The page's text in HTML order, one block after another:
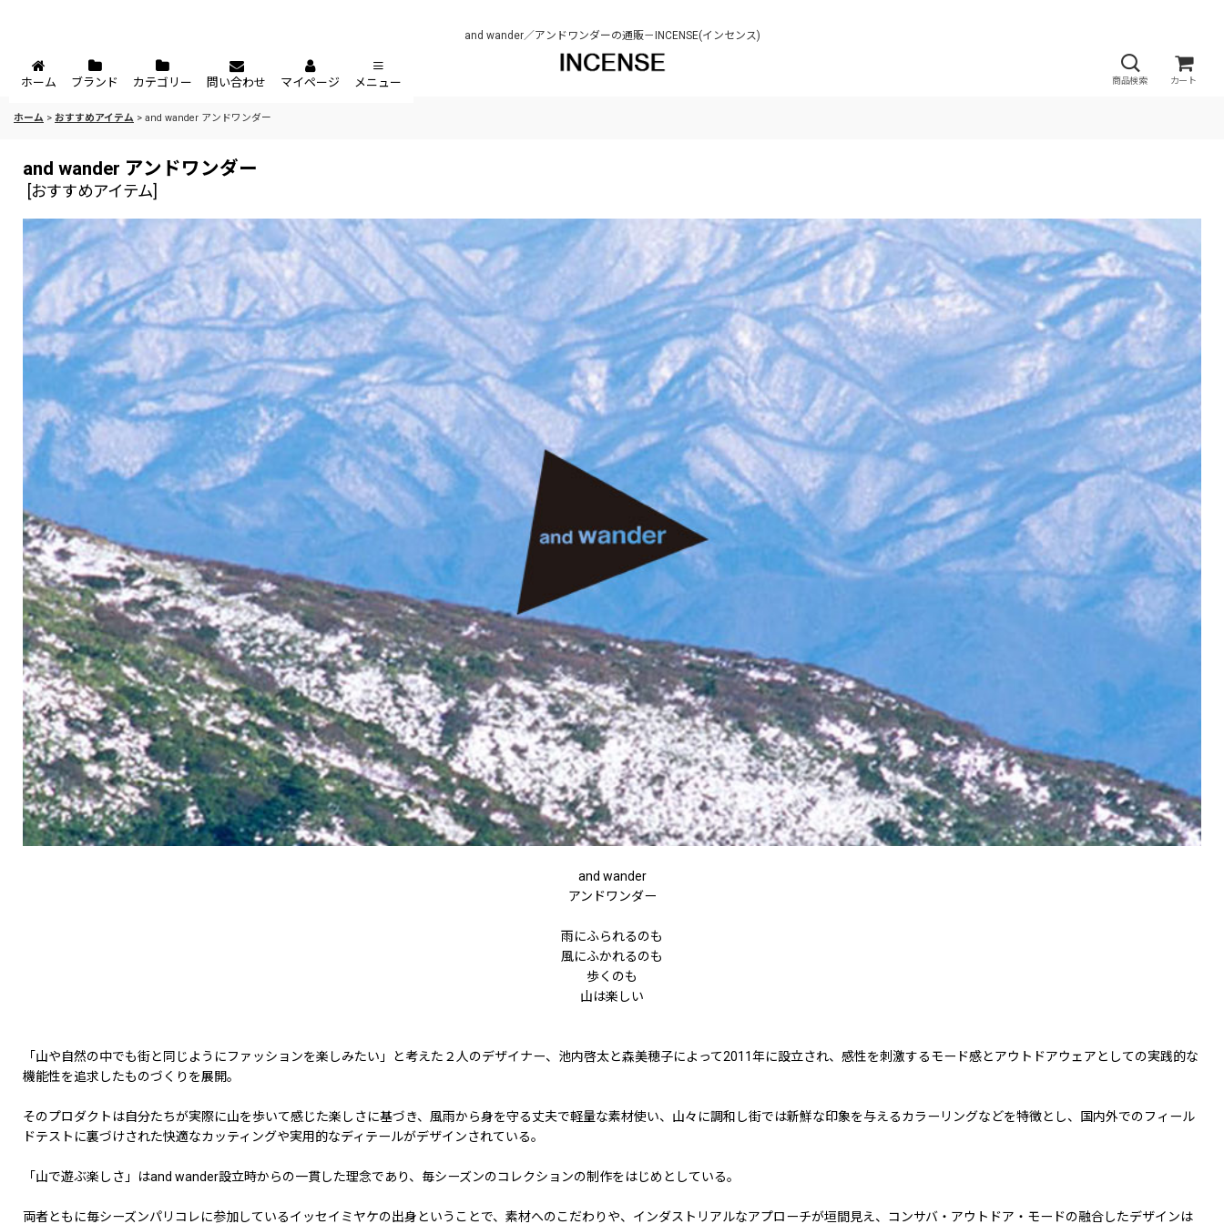
and wander／アンドワンダーの通販－INCENSE(インセンス)
商品検索 カート
ホーム ブランド カテゴリー 問い合わせ マイページ メニュー
ホーム > おすすめアイテム > and wander アンドワンダー
and wander アンドワンダー
おすすめアイテム
and wander
アンドワンダー
雨にふられるのも
風にふかれるのも
歩くのも
山は楽しい
「山や自然の中でも街と同じようにファッションを楽しみたい」と考えた２人のデザイナー、池内啓太と森美穂子によって2011年に設立され、感性を刺激するモード感とアウトドアウェアとしての実践的な
機能性を追求したものづくりを展開。
そのプロダクトは自分たちが実際に山を歩いて感じた楽しさに基づき、風雨から身を守る丈夫で軽量な素材使い、山々に調和し街では新鮮な印象を与えるカラーリングなどを特徴とし、国内外でのフィール
ドテストに裏づけされた快適なカッティングや実用的なディテールがデザインされている。
「山で遊ぶ楽しさ」はand wander設立時からの一貫した理念であり、毎シーズンのコレクションの制作をはじめとしている。
両者ともに毎シーズンパリコレに参加しているイッセイミヤケの出身ということで、素材へのこだわりや、インダストリアルなアプローチが垣間見え、コンサバ・アウトドア・モードの融合したデザインは